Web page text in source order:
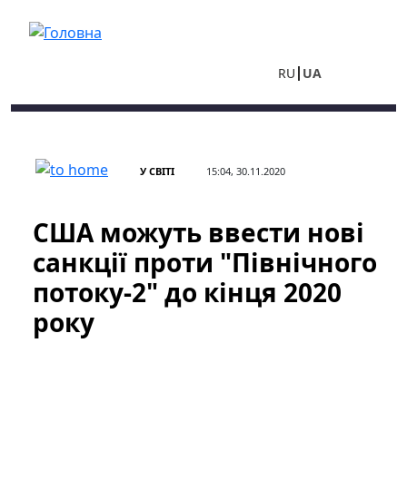
RU UA
У СВІТІ 15:04, 30.11.2020
США можуть ввести нові
санкції проти "Північного
потоку-2" до кінця 2020
року